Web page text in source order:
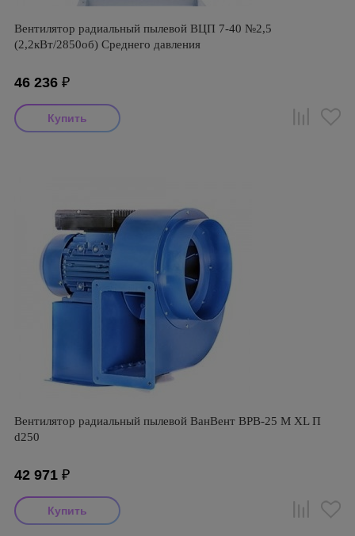
Вентилятор радиальный пылевой ВЦП 7-40 №2,5
(2,2кВт/2850об) Среднего давления
46 236 ₽
Вентилятор радиальный пылевой ВанВент ВРВ-25 М XL П
d250
42 971 ₽